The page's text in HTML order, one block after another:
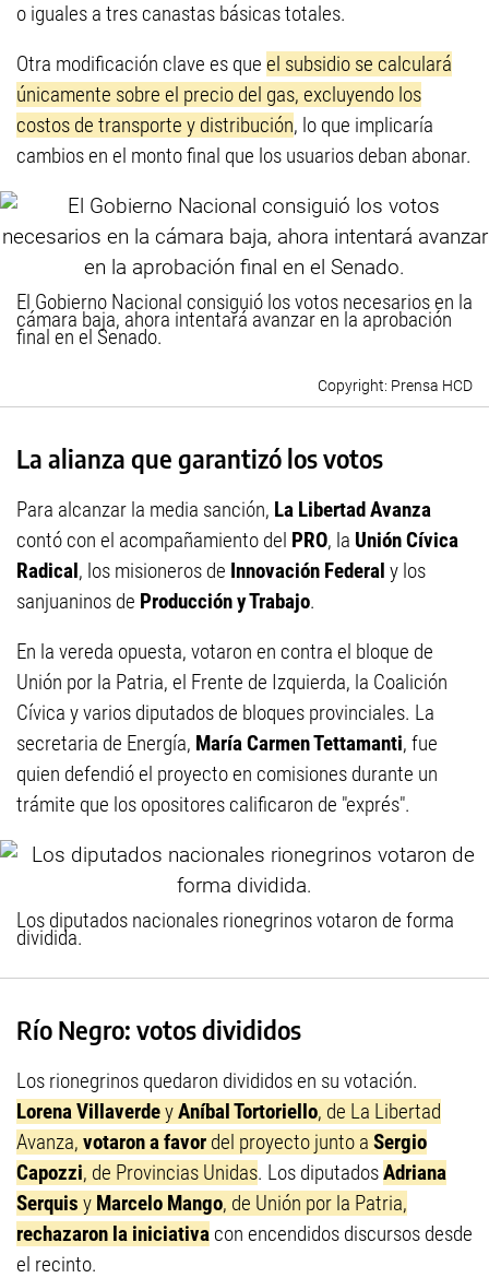
o iguales a tres canastas básicas totales.
Otra modificación clave es que el subsidio se calculará
únicamente sobre el precio del gas, excluyendo los
costos de transporte y distribución, lo que implicaría
cambios en el monto final que los usuarios deban abonar.
El Gobierno Nacional consiguió los votos necesarios en la
cámara baja, ahora intentará avanzar en la aprobación
final en el Senado.
Prensa HCD
La alianza que garantizó los votos
Para alcanzar la media sanción, La Libertad Avanza
contó con el acompañamiento del PRO, la Unión Cívica
Radical, los misioneros de Innovación Federal y los
sanjuaninos de Producción y Trabajo.
En la vereda opuesta, votaron en contra el bloque de
Unión por la Patria, el Frente de Izquierda, la Coalición
Cívica y varios diputados de bloques provinciales. La
secretaria de Energía, María Carmen Tettamanti, fue
quien defendió el proyecto en comisiones durante un
trámite que los opositores calificaron de "exprés".
Los diputados nacionales rionegrinos votaron de forma
dividida.
Río Negro: votos divididos
Los rionegrinos quedaron divididos en su votación.
Lorena VillaverdeyAníbal Tortoriello, de La Libertad
Avanza, votaron a favor del proyecto junto a Sergio
Capozzi, de Provincias Unidas. Los diputadosAdriana
Serquis y Marcelo Mango, de Unión por la Patria,
rechazaron la iniciativa con encendidos discursos desde
el recinto.